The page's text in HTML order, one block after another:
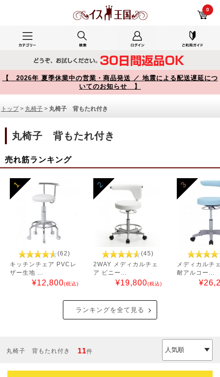
0
【 2026年 夏季休業中の営業・商品発送 ／ 地震による配送遅延につ
いてのお知らせ 】
トップ> 丸椅子 > 丸椅子 背もたれ付き
丸椅子 背もたれ付き
売れ筋ランキング
1
(62)
キッチンチェア PVCレ
ザー生地 ...
¥12,800(税込)
2
(45)
2WAY メディカルチェ
ア ビニー...
¥19,800(税込)
3
メディカルチ
耐アルコー...
¥
ランキングを全て見る
丸椅子 背もたれ付き 11件